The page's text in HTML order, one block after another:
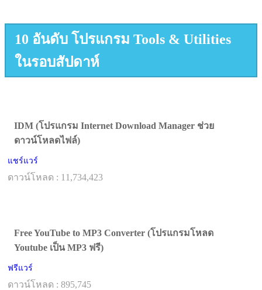
10 อันดับ โปรแกรม Tools & Utilities
ในรอบสัปดาห์
IDM (โปรแกรม Internet Download Manager ช่วย
ดาวน์โหลดไฟล์)
แชร์แวร์
ดาวน์โหลด : 11,734,423
Free YouTube to MP3 Converter (โปรแกรมโหลด
Youtube เป็น MP3 ฟรี)
ฟรีแวร์
ดาวน์โหลด : 895,745